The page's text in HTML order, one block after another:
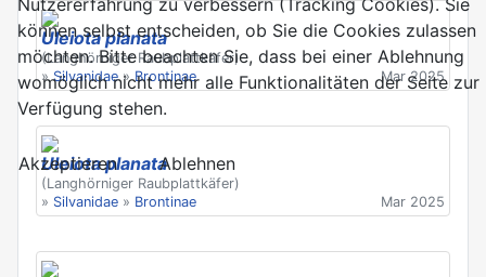
Uleiota planata
(Langhörniger Raubplattkäfer)
»Silvanidae»Brontinae Mar 2025
Uleiota planata
(Langhörniger Raubplattkäfer)
» Silvanidae » Brontinae Mar 2025
Nutzererfahrung zu verbessern (Tracking Cookies). Sie
können selbst entscheiden, ob Sie die Cookies zulassen
möchten. Bitte beachten Sie, dass bei einer Ablehnung
womöglich nicht mehr alle Funktionalitäten der Seite zur
Verfügung stehen.
Akzeptieren Ablehnen